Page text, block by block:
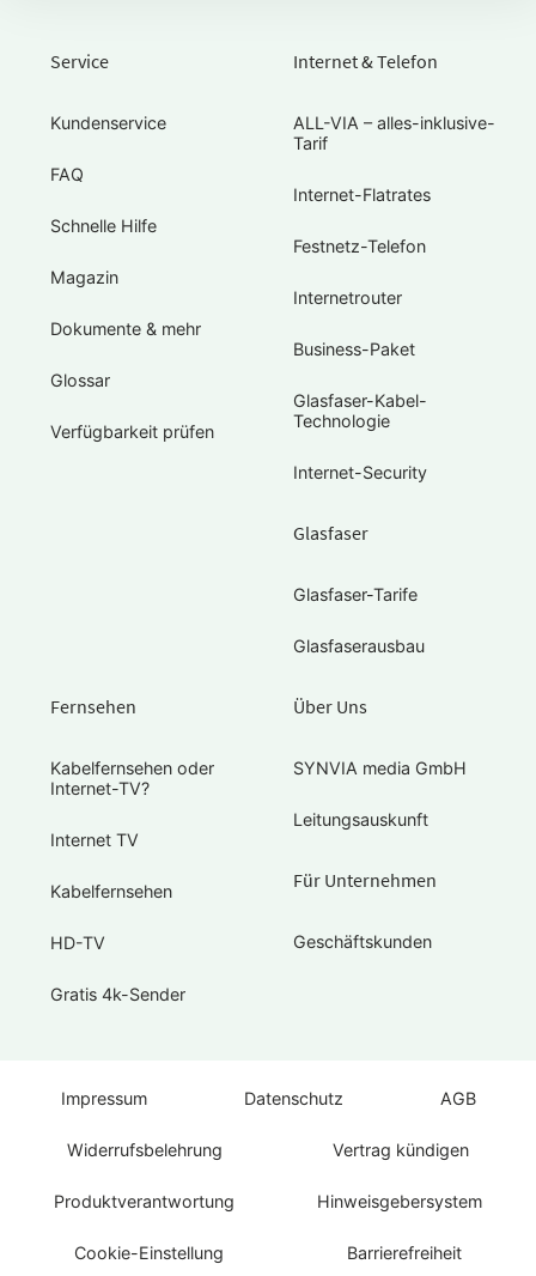
Service
Kundenservice
FAQ
Schnelle Hilfe
Magazin
Dokumente & mehr
Glossar
Verfügbarkeit prüfen
Internet & Telefon
ALL-VIA – alles-inklusive-
Tarif
Internet-Flatrates
Festnetz-Telefon
Internetrouter
Business-Paket
Glasfaser-Kabel-
Technologie
Internet-Security
Glasfaser
Glasfaser-Tarife
Glasfaserausbau
Fernsehen
Kabelfernsehen oder
Internet-TV?
Internet TV
Kabelfernsehen
HD-TV
Gratis 4k-Sender
Über Uns
SYNVIA media GmbH
Leitungsauskunft
Für Unternehmen
Geschäftskunden
Impressum Datenschutz AGB
Widerrufsbelehrung Vertrag kündigen
Produktverantwortung Hinweisgebersystem
Cookie-Einstellung Barrierefreiheit